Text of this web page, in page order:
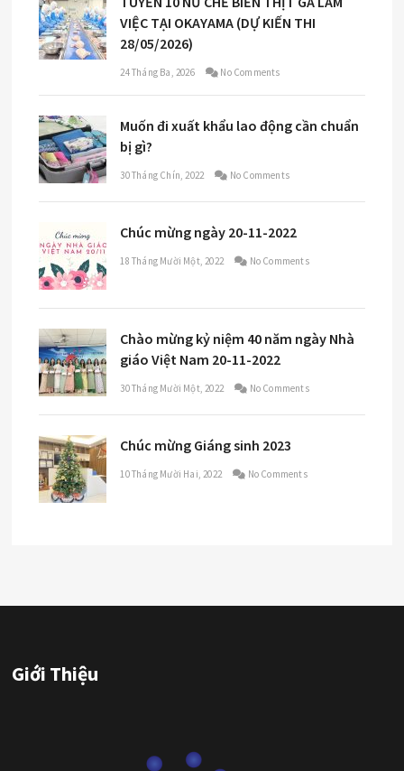
VIỆC TẠI OKAYAMA (DỰ KIẾN THI
28/05/2026)
24 Tháng Ba, 2026 No Comments
Muốn đi xuất khẩu lao động cần chuẩn
bị gì?
30 Tháng Chín, 2022 No Comments
Chúc mừng ngày 20-11-2022
18 Tháng Mười Một, 2022 No Comments
Chào mừng kỷ niệm 40 năm ngày Nhà
giáo Việt Nam 20-11-2022
30 Tháng Mười Một, 2022 No Comments
Chúc mừng Giáng sinh 2023
10 Tháng Mười Hai, 2022 No Comments
Giới Thiệu